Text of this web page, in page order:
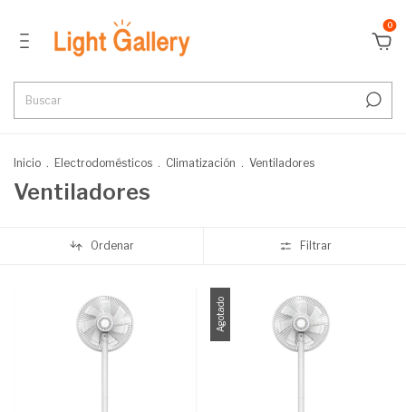
0
Inicio . Electrodomésticos . Climatización . Ventiladores
Ventiladores
Ordenar Filtrar
Agotado